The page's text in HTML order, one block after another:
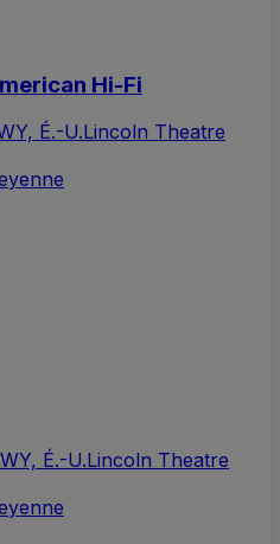
Hi-Fi
É.-U.Lincoln Theatre
É.-U.Lincoln Theatre